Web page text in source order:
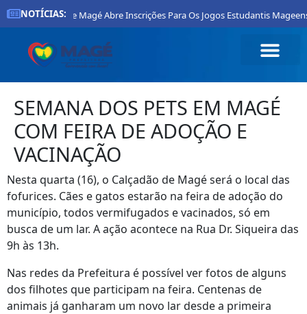
NOTÍCIAS:
Prefeitura De Magé Abre Inscrições Para Os Jogos Estudantis
SEMANA DOS PETS EM MAGÉ
COM FEIRA DE ADOÇÃO E
VACINAÇÃO
Nesta quarta (16), o Calçadão de Magé será o local das
fofurices. Cães e gatos estarão na feira de adoção do
município, todos vermifugados e vacinados, só em
busca de um lar. A ação acontece na Rua Dr. Siqueira das
9h às 13h.
Nas redes da Prefeitura é possível ver fotos de alguns
dos filhotes que participam na feira. Centenas de
animais já ganharam um novo lar desde a primeira